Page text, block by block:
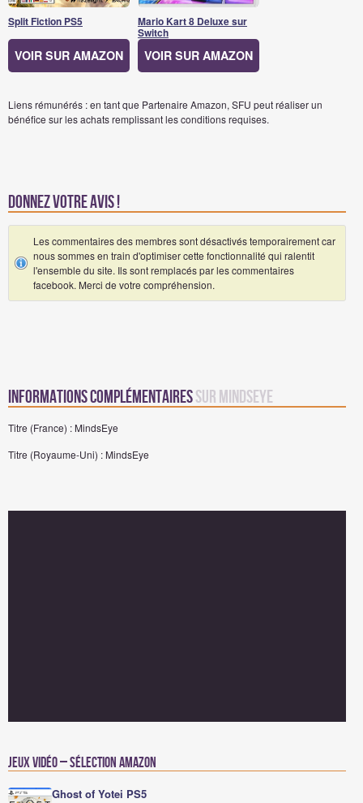
Split Fiction PS5
VOIR SUR AMAZON
Mario Kart 8 Deluxe sur
Switch
VOIR SUR AMAZON
Liens rémunérés : en tant que Partenaire Amazon, SFU peut réaliser un
bénéfice sur les achats remplissant les conditions requises.
Donnez votre avis !
Les commentaires des membres sont désactivés temporairement car
nous sommes en train d'optimiser cette fonctionnalité qui ralentit
l'ensemble du site. Ils sont remplacés par les commentaires
facebook. Merci de votre compréhension.
Informations complémentairessur MindsEye
Titre (France) : MindsEye
Titre (Royaume-Uni) : MindsEye
Jeux vidéo – Sélection Amazon
Ghost of Yotei PS5